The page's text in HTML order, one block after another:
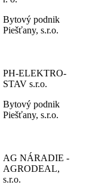
Bytový podnik
Piešťany, s.r.o.
PH-ELEKTRO-
STAV s.r.o.
Bytový podnik
Piešťany, s.r.o.
AG NÁRADIE -
AGRODEAL,
s.r.o.